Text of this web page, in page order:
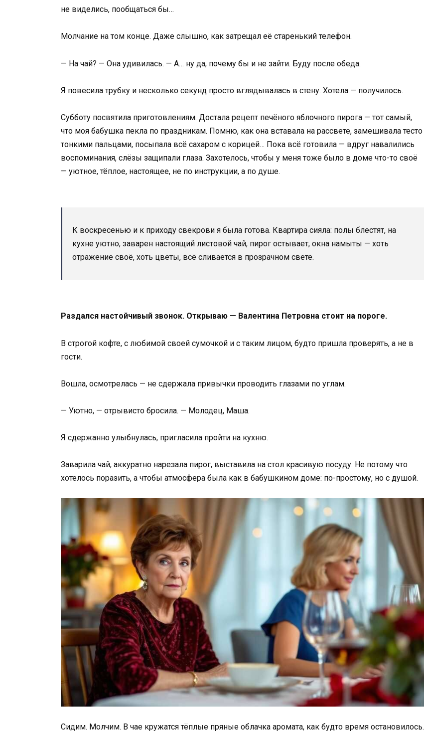
не виделись, пообщаться бы…
Молчание на том конце. Даже слышно, как затрещал её старенький телефон.
— На чай? — Она удивилась. — А… ну да, почему бы и не зайти. Буду после обеда.
Я повесила трубку и несколько секунд просто вглядывалась в стену. Хотела — получилось.
Субботу посвятила приготовлениям. Достала рецепт печёного яблочного пирога — тот самый,
что моя бабушка пекла по праздникам. Помню, как она вставала на рассвете, замешивала тесто
тонкими пальцами, посыпала всё сахаром с корицей… Пока всё готовила — вдруг навалились
воспоминания, слёзы защипали глаза. Захотелось, чтобы у меня тоже было в доме что-то своё
— уютное, тёплое, настоящее, не по инструкции, а по душе.
К воскресенью и к приходу свекрови я была готова. Квартира сияла: полы блестят, на
кухне уютно, заварен настоящий листовой чай, пирог остывает, окна намыты — хоть
отражение своё, хоть цветы, всё сливается в прозрачном свете.
Раздался настойчивый звонок. Открываю — Валентина Петровна стоит на пороге.
В строгой кофте, с любимой своей сумочкой и с таким лицом, будто пришла проверять, а не в
гости.
Вошла, осмотрелась — не сдержала привычки проводить глазами по углам.
— Уютно, — отрывисто бросила. — Молодец, Маша.
Я сдержанно улыбнулась, пригласила пройти на кухню.
Заварила чай, аккуратно нарезала пирог, выставила на стол красивую посуду. Не потому что
хотелось поразить, а чтобы атмосфера была как в бабушкином доме: по-простому, но с душой.
Сидим. Молчим. В чае кружатся тёплые пряные облачка аромата, как будто время остановилось.